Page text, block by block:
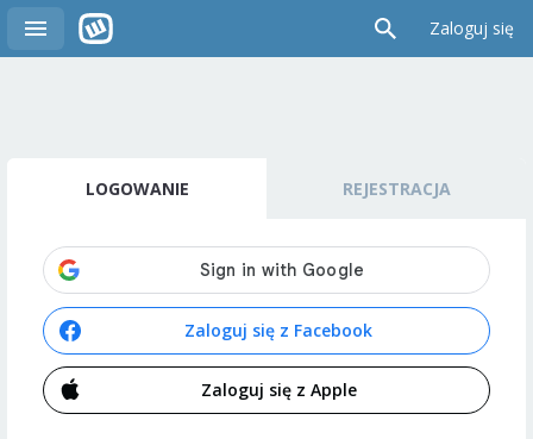
Zaloguj się
LOGOWANIE REJESTRACJA
Zaloguj się z Facebook
Zaloguj się z Apple